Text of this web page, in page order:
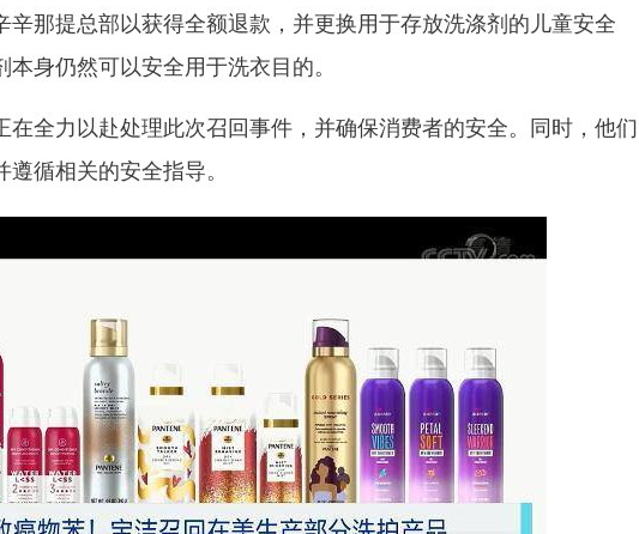
辛那提总部以获得全额退款，并更换用于存放洗涤剂的儿童安全
身仍然可以安全用于洗衣目的。
全力以赴处理此次召回事件，并确保消费者的安全。同时，他们
循相关的安全指导。